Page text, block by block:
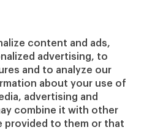
content and ads,
advertising, to
and to analyze our
about your use of
advertising and
combine it with other
provided to them or that
Nuestro impacto
Colabora con el IESE
Servicios
Biblioteca
Canal de Compliance